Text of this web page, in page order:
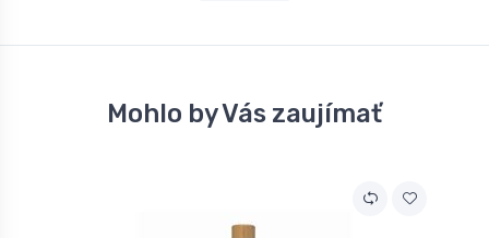
Mohlo by Vás zaujímať